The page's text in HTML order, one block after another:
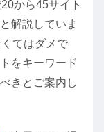
から45サイト
解説していま
てはダメで
をキーワード
きとご案内し